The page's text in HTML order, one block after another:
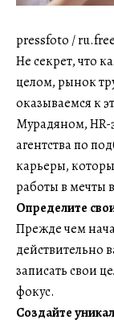
pressfoto /
Не секрет, что
целом, рынок
оказываемся к
Мурадяном, HR-
агентства по
карьеры,
работы в мечты
Определите
Прежде чем
действительно
записать свои
фокус.
Создайте